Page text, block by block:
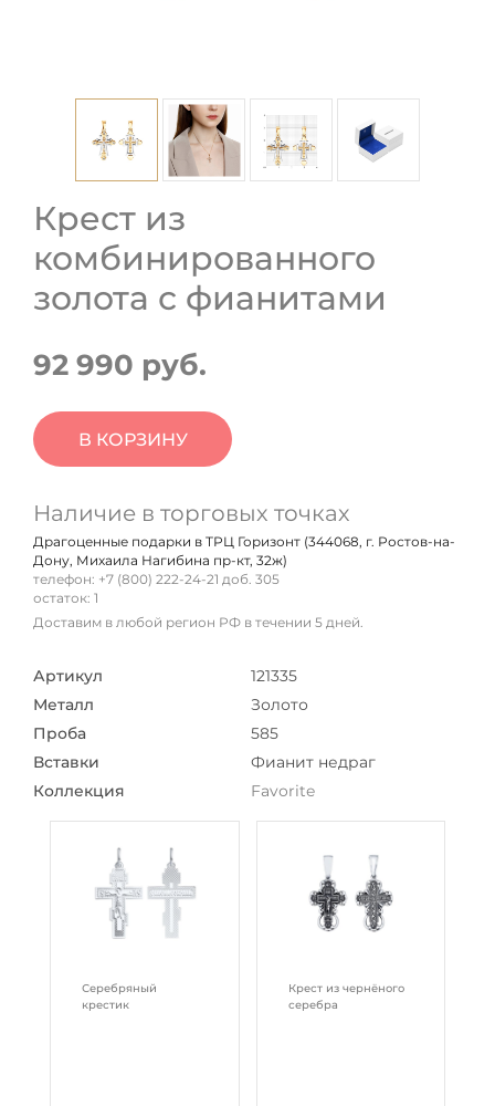
Крест из
комбинированного
золота с фианитами
92 990 руб.
В КОРЗИНУ
Наличие в торговых точках
Драгоценные подарки в ТРЦ Горизонт (344068, г. Ростов-на-
Дону, Михаила Нагибина пр-кт, 32ж)
телефон: +7 (800) 222-24-21 доб. 305
остаток: 1
Доставим в любой регион РФ в течении 5 дней.
Артикул
121335
Металл
Золото
Проба
585
Вставки
Фианит недраг
Коллекция
Favorite
Серебряный
крестик
Крест из чернёного
серебра